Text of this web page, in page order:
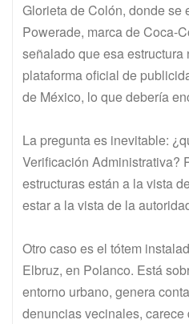
Glorieta de Colón, donde se
Powerade, marca de Coca-
señalado que esa estructura
plataforma oficial de
de México, lo que debería
La pregunta es inevitable:
Verificación Administrativa?
estructuras están a la vista
estar a la vista de la
Otro caso es el tótem
Elbruz, en Polanco. Está
entorno urbano, genera
denuncias vecinales, carece